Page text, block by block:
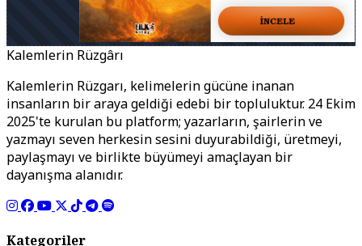
Kalemlerin Rüzgârı
Kalemlerin Rüzgarı, kelimelerin gücüne inanan
insanların bir araya geldiği edebi bir topluluktur. 24 Ekim
2025'te kurulan bu platform; yazarların, şairlerin ve
yazmayı seven herkesin sesini duyurabildiği, üretmeyi,
paylaşmayı ve birlikte büyümeyi amaçlayan bir
dayanışma alanıdır.
Kategoriler